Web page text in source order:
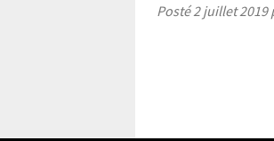
Posté2 juillet 2019